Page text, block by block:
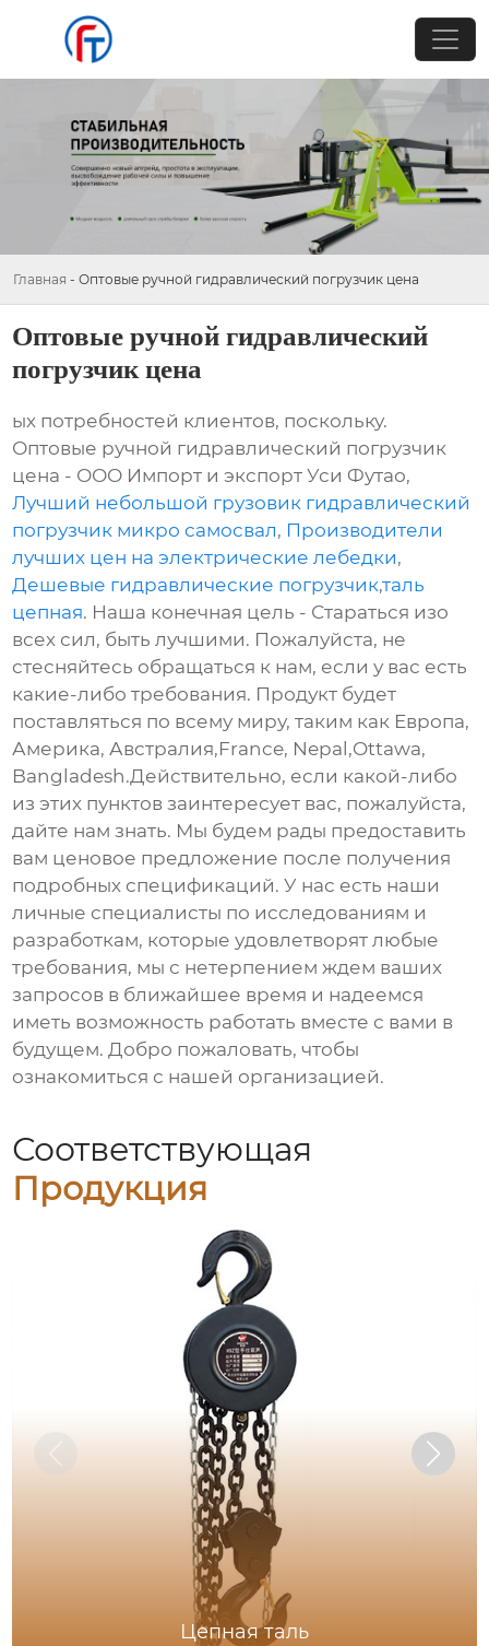
Главная - Оптовые ручной гидравлический погрузчик цена
Оптовые ручной гидравлический
погрузчик цена
ых потребностей клиентов, поскольку.
Оптовые ручной гидравлический погрузчик
цена - ООО Импорт и экспорт Уси Футао,
Лучший небольшой грузовик гидравлический
погрузчик микро самосвал, Производители
лучших цен на электрические лебедки,
Дешевые гидравлические погрузчик,таль
цепная. Наша конечная цель - Стараться изо
всех сил, быть лучшими. Пожалуйста, не
стесняйтесь обращаться к нам, если у вас есть
какие-либо требования. Продукт будет
поставляться по всему миру, таким как Европа,
Америка, Австралия,France, Nepal,Ottawa,
Bangladesh.Действительно, если какой-либо
из этих пунктов заинтересует вас, пожалуйста,
дайте нам знать. Мы будем рады предоставить
вам ценовое предложение после получения
подробных спецификаций. У нас есть наши
личные специалисты по исследованиям и
разработкам, которые удовлетворят любые
требования, мы с нетерпением ждем ваших
запросов в ближайшее время и надеемся
иметь возможность работать вместе с вами в
будущем. Добро пожаловать, чтобы
ознакомиться с нашей организацией.
Соответствующая
Продукция
Цепная таль